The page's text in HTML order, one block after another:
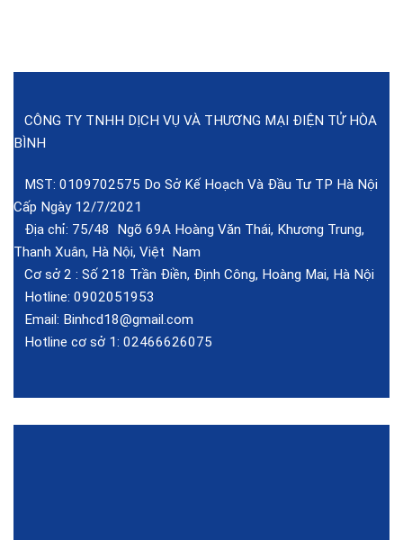
CÔNG TY TNHH DỊCH VỤ VÀ THƯƠNG MẠI ĐIỆN TỬ HÒA
BÌNH
MST: 0109702575 Do Sở Kế Hoạch Và Đầu Tư TP Hà Nội
Cấp Ngày 12/7/2021
Địa chỉ: 75/48 Ngõ 69A Hoàng Văn Thái, Khương Trung,
Thanh Xuân, Hà Nội, Việt Nam
Cơ sở 2 : Số 218 Trần Điền, Định Công, Hoàng Mai, Hà Nội
Hotline: 0902051953
Email: Binhcd18@gmail.com
Hotline cơ sở 1: 02466626075